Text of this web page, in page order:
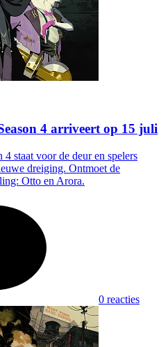
4 arriveert op 15 juli
staat voor de deur en spelers
dreiging. Ontmoet de
Otto en Arora.
0 reacties